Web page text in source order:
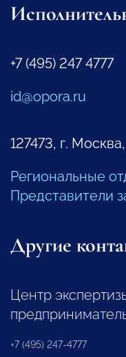
+7 (495) 247 4777
id@opora.ru
127473, г.
Региональные
Представители
Другие
Центр
+7 (495) 247-4777